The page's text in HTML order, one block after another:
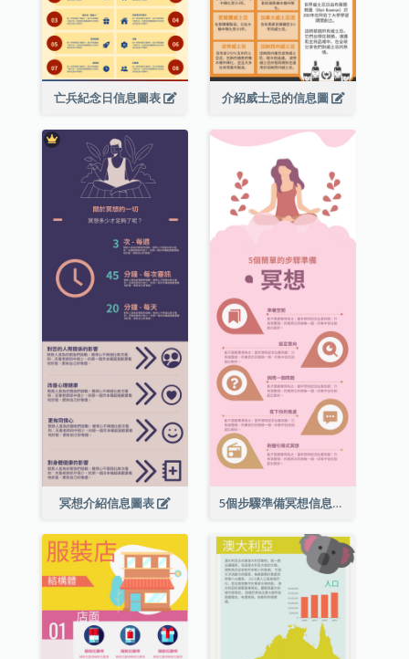
亡兵紀念日信息圖表 介紹威士忌的信息圖
冥想介紹信息圖表 5個步驟準備冥想信息圖表